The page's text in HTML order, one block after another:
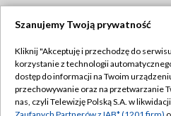
Abonament TVP
Emisja w TVP
Szanujemy Twoją prywatność
Kliknij "Akceptuję i przechodzę do
korzystanie z technologii
dostęp do informacji na Twoim
przechowywanie oraz na przetwarzanie
nas, czyli Telewizję Polską S.A. w